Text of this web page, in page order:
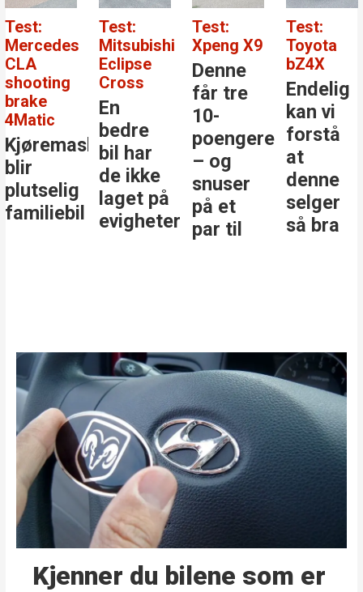
Test:
Mercedes
CLA
shooting
brake
4Matic
Kjøremaskinen
blir
plutselig
familiebil
Test:
Mitsubishi
Eclipse
Cross
En
bedre
bil har
de ikke
laget på
evigheter
Test:
Xpeng X9
Denne
får tre
10-
poengere
– og
snuser
på et
par til
Test:
Toyota
bZ4X
Endelig
kan vi
forstå
at
denne
selger
så bra
Kjenner du bilene som er